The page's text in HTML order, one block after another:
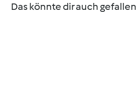
Das könnte dir auch gefallen